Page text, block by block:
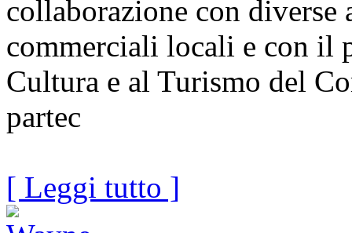
collaborazione con
commerciali locali e con il
Cultura e al Turismo del
partec
[ Leggi tutto ]